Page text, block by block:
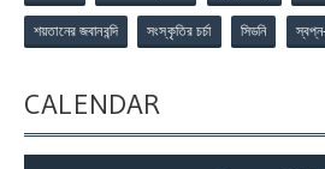
শয়তানের জবানবন্দি সংস্কৃতির চর্চা সিডনি
CALENDAR